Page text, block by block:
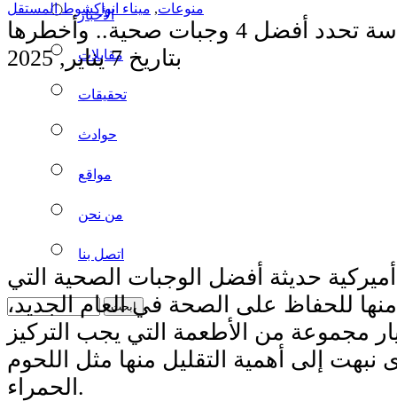
الأخبار
مقابلات
تحقيقات
حوادث
مواقع
من نحن
اتصل بنا
منوعات, ميناء انواكشوط المستقل
أفضل 4 وجبات صحية.. وأخطرها
بتاريخ 7 يناير, 2025
حديثة أفضل الوجبات الصحية التي
منها للحفاظ على الصحة في العام الجديد،
مجموعة من الأطعمة التي يجب التركيز
نبهت إلى أهمية التقليل منها مثل اللحوم
الحمراء.